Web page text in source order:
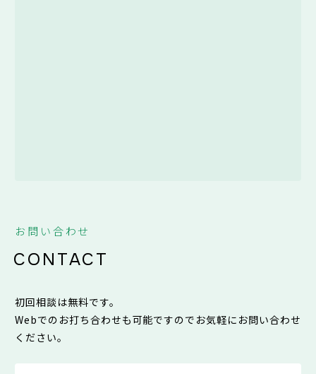
お問い合わせ
CONTACT
初回相談は無料です。
Webでのお打ち合わせも可能ですのでお気軽にお問い合わせ
ください。